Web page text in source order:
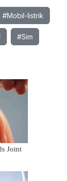
#Mobil-listrik
#Sim